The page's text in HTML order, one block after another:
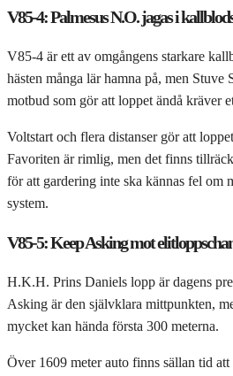
V85-4: Palmesus N.O. jagas i
V85-4 är ett av omgångens starkare
hästen många lär hamna på, men Stuve
motbud som gör att loppet ändå kräver
Voltstart och flera distanser gör att
Favoriten är rimlig, men det finns
för att gardering inte ska kännas fel om
system.
V85-5: Keep Asking mot
H.K.H. Prins Daniels lopp är dagens
Asking är den självklara mittpunkten,
mycket kan hända första 300 meterna.
Över 1609 meter auto finns sällan tid